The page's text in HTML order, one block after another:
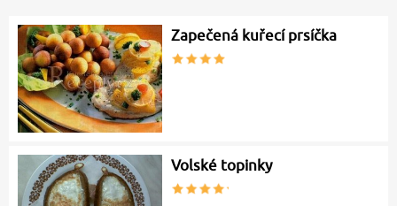
Zapečená kuřecí prsíčka
Volské topinky